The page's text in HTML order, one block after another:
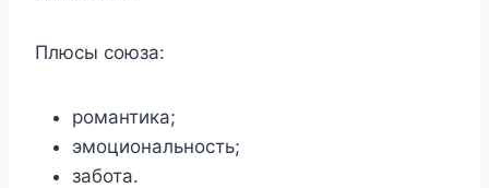
Плюсы союза:
романтика;
эмоциональность;
забота.